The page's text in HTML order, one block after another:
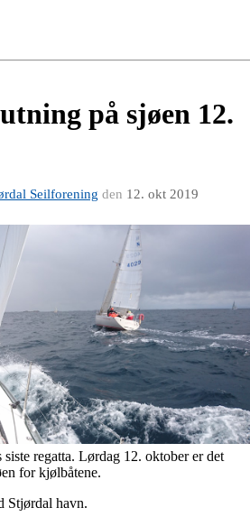
på sjøen 12.
Seilforening den 12. okt 2019
regatta. Lørdag 12. oktober er det
for kjølbåtene.
Stjørdal havn.